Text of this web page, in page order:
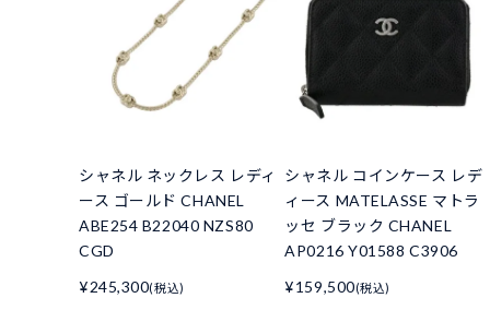
シャネル ネックレス レディ
ース ゴールド CHANEL
ABE254 B22040 NZS80
CGD
¥245,300(税込)
シャネル コインケース レデ
ィース MATELASSE マトラ
ッセ ブラック CHANEL
AP0216 Y01588 C3906
¥159,500(税込)